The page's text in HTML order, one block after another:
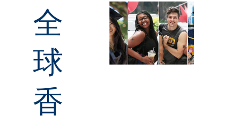
全
球
香